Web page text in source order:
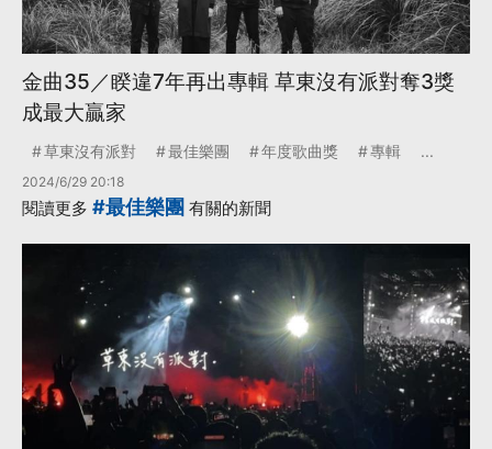
金曲35／睽違7年再出專輯 草東沒有派對奪3獎
成最大贏家
草東沒有派對 最佳樂團 年度歌曲獎 專輯 ...
2024/6/29 20:18
閱讀更多 #最佳樂團 有關的新聞